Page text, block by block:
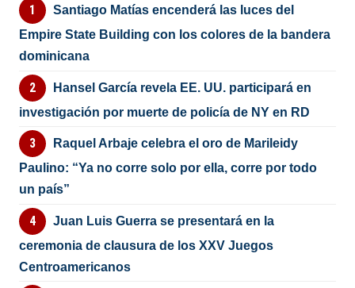
Santiago Matías encenderá las luces del
Empire State Building con los colores de la bandera
dominicana
Hansel García revela EE. UU. participará en
investigación por muerte de policía de NY en RD
Raquel Arbaje celebra el oro de Marileidy
Paulino: “Ya no corre solo por ella, corre por todo
un país”
Juan Luis Guerra se presentará en la
ceremonia de clausura de los XXV Juegos
Centroamericanos